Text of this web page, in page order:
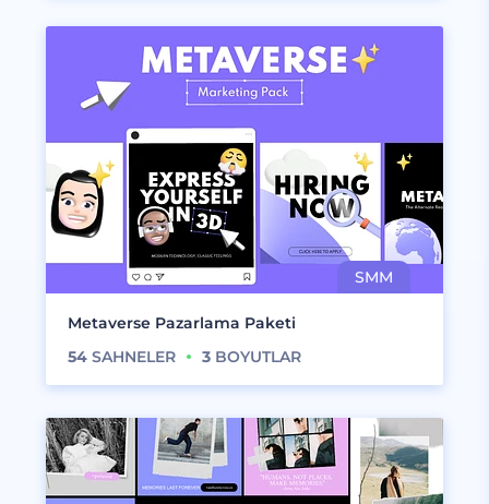
Metaverse Pazarlama Paketi
54 SAHNELER 3 BOYUTLAR